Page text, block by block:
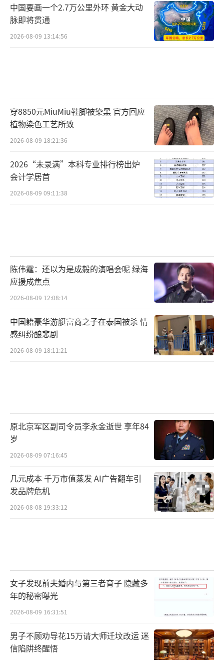
中国要画一个2.7万公里外环 黄金大动
脉即将贯通
2026-08-09 13:14:56
穿8850元MiuMiu鞋脚被染黑 官方回应
植物染色工艺所致
2026-08-09 18:21:36
2026“未录满”本科专业排行榜出炉
会计学居首
2026-08-09 09:11:38
陈伟霆：还以为是成毅的演唱会呢 绿海
应援成焦点
2026-08-09 12:08:14
中国籍豪华游艇富商之子在泰国被杀 情
感纠纷酿悲剧
2026-08-09 18:11:21
原北京军区副司令员李永金逝世 享年84
岁
2026-08-09 07:16:45
几元成本 千万市值蒸发 AI广告翻车引
发品牌危机
2026-08-08 19:33:12
女子发现前夫婚内与第三者育子 隐藏多
年的秘密曝光
2026-08-09 16:31:51
男子不顾劝导花15万请大师迁坟改运 迷
信陷阱终醒悟